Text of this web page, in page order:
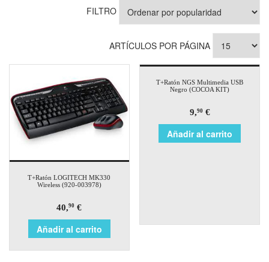
FILTRO
ARTÍCULOS POR PÁGINA
T+Ratón LOGITECH MK330
Wireless (920-003978)
40,90 €
Añadir al carrito
T+Ratón NGS Multimedia USB
Negro (COCOA KIT)
9,90€
Añadir al carrito